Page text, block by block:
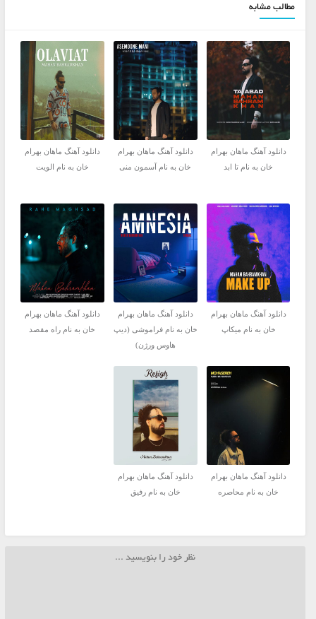
مطالب مشابه
دانلود آهنگ ماهان بهرام
خان به نام تا ابد
دانلود آهنگ ماهان بهرام
خان به نام آسمون منی
دانلود آهنگ ماهان بهرام
خان به نام الویت
دانلود آهنگ ماهان بهرام
خان به نام میکاپ
دانلود آهنگ ماهان بهرام
خان به نام فراموشی (دیپ
هاوس ورژن)
دانلود آهنگ ماهان بهرام
خان به نام راه مقصد
دانلود آهنگ ماهان بهرام
خان به نام محاصره
دانلود آهنگ ماهان بهرام
خان به نام رفیق